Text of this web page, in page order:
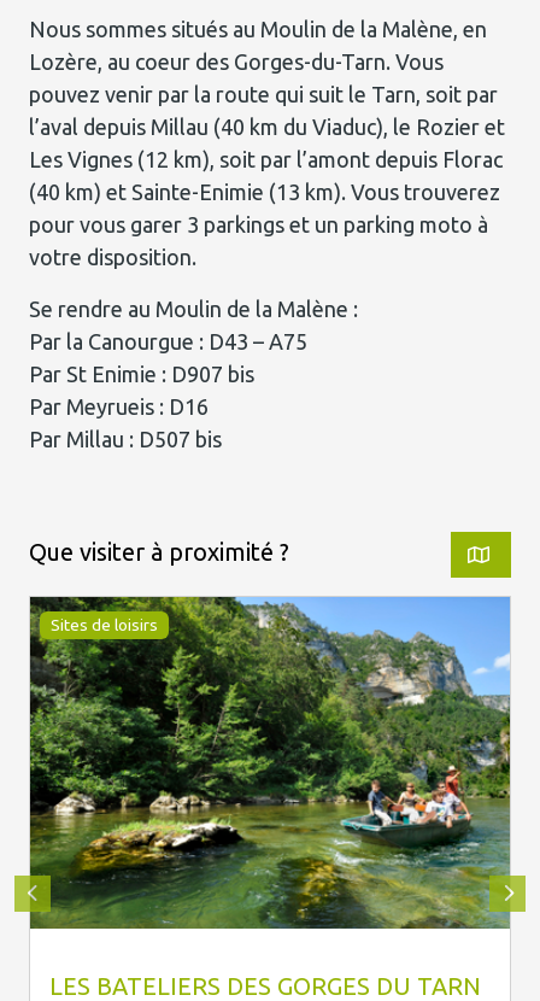
Nous sommes situés au Moulin de la Malène, en
Lozère, au coeur des Gorges-du-Tarn. Vous
pouvez venir par la route qui suit le Tarn, soit par
l’aval depuis Millau (40 km du Viaduc), le Rozier et
Les Vignes (12 km), soit par l’amont depuis Florac
(40 km) et Sainte-Enimie (13 km). Vous trouverez
pour vous garer 3 parkings et un parking moto à
votre disposition.
Se rendre au Moulin de la Malène :
Par la Canourgue : D43 – A75
Par St Enimie : D907 bis
Par Meyrueis : D16
Par Millau : D507 bis
Que visiter à proximité ?
Sites de loisirs
LES BATELIERS DES GORGES DU TARN